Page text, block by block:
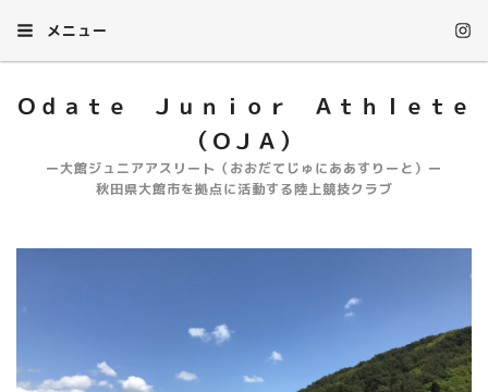
メニュー
Ｏｄａｔｅ Ｊｕｎｉｏｒ Ａｔｈｌｅｔｅ
（ＯＪＡ）
ー大館ジュニアアスリート（おおだてじゅにああすりーと）ー
秋田県大館市を拠点に活動する陸上競技クラブ